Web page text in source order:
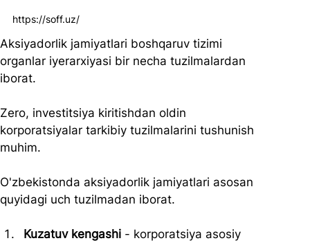
Aksiyadorlik jamiyatlari boshqaruv tizimi
organlar iyerarxiyasi bir necha tuzilmalardan
iborat.
Zero, investitsiya kiritishdan oldin
korporatsiyalar tarkibiy tuzilmalarini tushunish
muhim.
O'zbekistonda aksiyadorlik jamiyatlari asosan
quyidagi uch tuzilmadan iborat.
Kuzatuv kengashi - korporatsiya asosiy
https://soff.uz/